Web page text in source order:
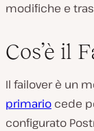
modifiche e
Cos’è il
Il failover è un
primario cede
configurato